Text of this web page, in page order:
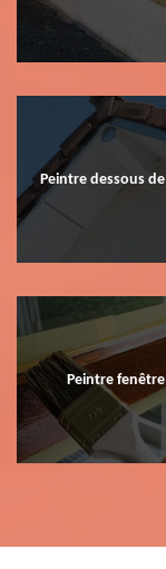
Peintre dessous
Peintre fenêtre